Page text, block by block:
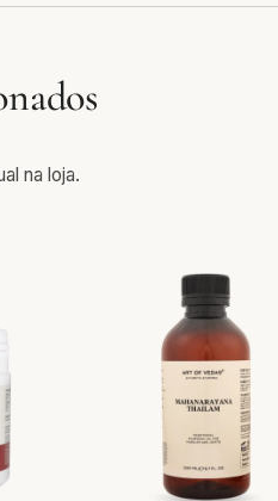
na loja.